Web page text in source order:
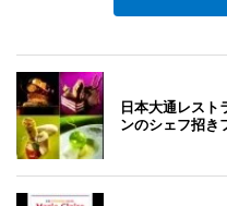
日本大通レスト
ンのシェフ招き